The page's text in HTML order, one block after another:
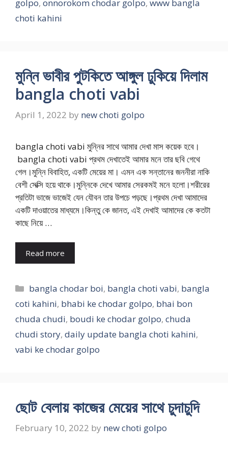
golpo, onnorokom chodar golpo, www bangla
choti kahini
মুন্নি ভাবীর পুটকিতে আঙ্গুল ঢুকিয়ে দিলাম
bangla choti vabi
April 1, 2022 by new choti golpo
bangla choti vabi মুন্নির সাথে আমার দেখা মাস কয়েক হবে।
bangla choti vabi প্রথম দেখাতেই আমার মনে তার ছবি গেথে
গেল।মুন্নি বিবাহিত, একটি মেয়ের মা। এমন এক সন্তানের জননীরা নাকি
বেশী সেক্সি হয়ে থাকে।মুন্নিকে দেখে আমার সেরকমই মনে হলো।শরীরের
প্রতিটা ভাজে ভাজেই যেন যৌবন তার উপচে পড়ছে।প্রথম দেখা আমাদের
একটি দাওয়াতের মাধ্যমে।কিন্তু কে জানত, এই দেখাই আমাদের কে কতটা
কাছে নিয়ে …
Read more
Categories
bangla chodar boi, bangla choti vabi, bangla
coti kahini, bhabi ke chodar golpo, bhai bon
chuda chudi, boudi ke chodar golpo, chuda
chudi story, daily update bangla choti kahini,
vabi ke chodar golpo
ছোট বেলায় কাজের মেয়ের সাথে চুদাচুদি
February 10, 2022 by new choti golpo